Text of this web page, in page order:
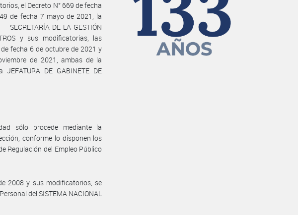
el Decreto N° 669 de fecha
de fecha 7 mayo de 2021, la
DE LA GESTIÓN
y sus modificatorias, las
de fecha 6 de octubre de 2021 y
de 2021, ambas de la
JEFATURA DE GABINETE DE
sólo procede mediante la
conforme lo disponen los
Regulación del Empleo Público
2008 y sus modificatorios, se
del SISTEMA NACIONAL